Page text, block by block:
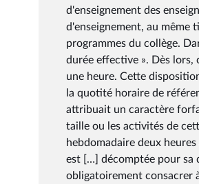
d'enseignement des
d'enseignement, au même
programmes du collège.
durée effective ». Dès lors,
une heure. Cette
la quotité horaire de
attribuait un caractère
taille ou les activités de
hebdomadaire deux
est […] décomptée pour sa
obligatoirement consacrer